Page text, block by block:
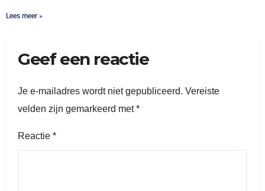
Lees meer »
Geef een reactie
Je e-mailadres wordt niet gepubliceerd. Vereiste
velden zijn gemarkeerd met*
Reactie *